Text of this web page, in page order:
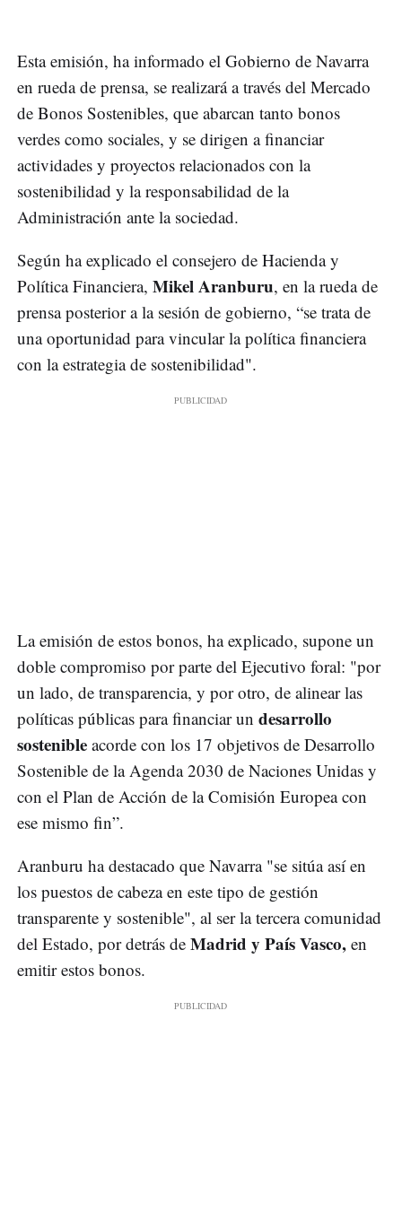
Esta emisión, ha informado el Gobierno de Navarra
en rueda de prensa, se realizará a través del Mercado
de Bonos Sostenibles, que abarcan tanto bonos
verdes como sociales, y se dirigen a financiar
actividades y proyectos relacionados con la
sostenibilidad y la responsabilidad de la
Administración ante la sociedad.
Según ha explicado el consejero de Hacienda y
Política Financiera, Mikel Aranburu, en la rueda de
prensa posterior a la sesión de gobierno, “se trata de
una oportunidad para vincular la política financiera
con la estrategia de sostenibilidad".
La emisión de estos bonos, ha explicado, supone un
doble compromiso por parte del Ejecutivo foral: "por
un lado, de transparencia, y por otro, de alinear las
políticas públicas para financiar un desarrollo
sostenible acorde con los 17 objetivos de Desarrollo
Sostenible de la Agenda 2030 de Naciones Unidas y
con el Plan de Acción de la Comisión Europea con
ese mismo fin”.
Aranburu ha destacado que Navarra "se sitúa así en
los puestos de cabeza en este tipo de gestión
transparente y sostenible", al ser la tercera comunidad
del Estado, por detrás de Madrid y País Vasco, en
emitir estos bonos.